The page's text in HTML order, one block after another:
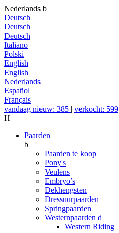
Nederlands b
Deutsch
Deutsch
Deutsch
Italiano
Polski
English
English
Nederlands
Español
Français
vandaag nieuw: 385 | verkocht: 599
H
Paarden
b
Paarden te koop
Pony's
Veulens
Embryo’s
Dekhengsten
Dressuurpaarden
Springpaarden
Westernpaarden d
Western Riding